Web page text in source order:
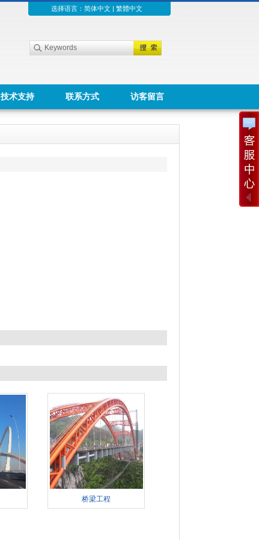
选择语言： 简体中文| 繁體中文
技术支持 联系方式 访客留言
桥梁工程